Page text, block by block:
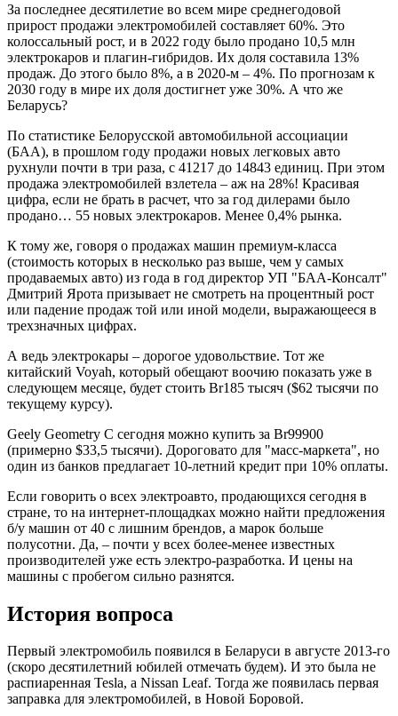
За последнее десятилетие во всем мире среднегодовой
прирост продажи электромобилей составляет 60%. Это
колоссальный рост, и в 2022 году было продано 10,5 млн
электрокаров и плагин-гибридов. Их доля составила 13%
продаж. До этого было 8%, а в 2020-м – 4%. По прогнозам к
2030 году в мире их доля достигнет уже 30%. А что же
Беларусь?
По статистике Белорусской автомобильной ассоциации
(БАА), в прошлом году продажи новых легковых авто
рухнули почти в три раза, с 41217 до 14843 единиц. При этом
продажа электромобилей взлетела – аж на 28%! Красивая
цифра, если не брать в расчет, что за год дилерами было
продано… 55 новых электрокаров. Менее 0,4% рынка.
К тому же, говоря о продажах машин премиум-класса
(стоимость которых в несколько раз выше, чем у самых
продаваемых авто) из года в год директор УП "БАА-Консалт"
Дмитрий Ярота призывает не смотреть на процентный рост
или падение продаж той или иной модели, выражающееся в
трехзначных цифрах.
А ведь электрокары – дорогое удовольствие. Тот же
китайский Voyah, который обещают воочию показать уже в
следующем месяце, будет стоить Br185 тысяч ($62 тысячи по
текущему курсу).
Geely Geometry C сегодня можно купить за Br99900
(примерно $33,5 тысячи). Дороговато для "масс-маркета", но
один из банков предлагает 10-летний кредит при 10% оплаты.
Если говорить о всех электроавто, продающихся сегодня в
стране, то на интернет-площадках можно найти предложения
б/у машин от 40 с лишним брендов, а марок больше
полусотни. Да, – почти у всех более-менее известных
производителей уже есть электро-разработка. И цены на
машины с пробегом сильно разнятся.
История вопроса
Первый электромобиль появился в Беларуси в августе 2013-го
(скоро десятилетний юбилей отмечать будем). И это была не
распиаренная Tesla, а Nissan Leaf. Тогда же появилась первая
заправка для электромобилей, в Новой Боровой.